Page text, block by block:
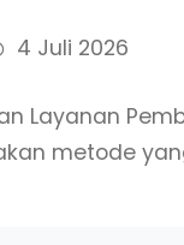
4 Juli 2026
Layanan
metode